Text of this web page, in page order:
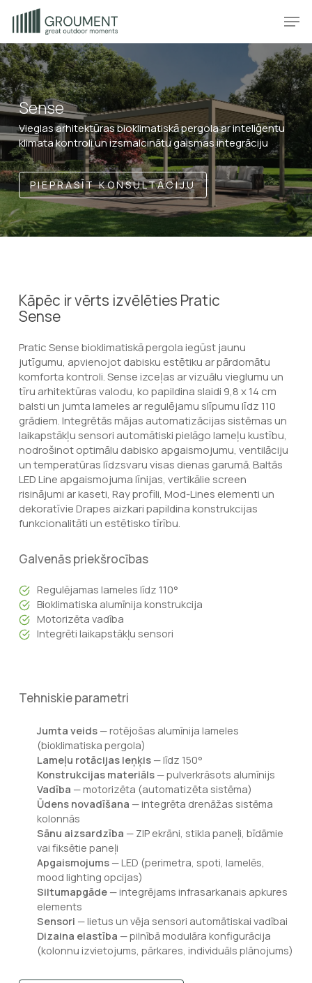
main
content
Sense
Vieglas arhitektūras bioklimatiskā pergola ar inteliģentu
klimata kontroli un izsmalcinātu gaismas integrāciju
PIEPRASĪT KONSULTĀCIJU
Kāpēc ir vērts izvēlēties Pratic
Sense
Pratic Sense bioklimatiskā pergola iegūst jaunu
jutīgumu, apvienojot dabisku estētiku ar pārdomātu
komforta kontroli. Sense izceļas ar vizuālu vieglumu un
tīru arhitektūras valodu, ko papildina slaidi 9,8 x 14 cm
balsti un jumta lameles ar regulējamu slīpumu līdz 110
grādiem. Integrētās mājas automatizācijas sistēmas un
laikapstākļu sensori automātiski pielāgo lameļu kustību,
nodrošinot optimālu dabisko apgaismojumu, ventilāciju
un temperatūras līdzsvaru visas dienas garumā. Baltās
LED Line apgaismojuma līnijas, vertikālie screen
risinājumi ar kaseti, Ray profili, Mod-Lines elementi un
dekoratīvie Drapes aizkari papildina konstrukcijas
funkcionalitāti un estētisko tīrību.
Galvenās priekšrocības
Regulējamas lameles līdz 110°
Bioklimatiska alumīnija konstrukcija
Motorizēta vadība
Integrēti laikapstākļu sensori
Tehniskie parametri
Jumta veids— rotējošas alumīnija lameles
(bioklimatiska pergola)
Lameļu rotācijas leņķis— līdz 150°
Konstrukcijas materiāls— pulverkrāsots alumīnijs
Vadība — motorizēta (automatizēta sistēma)
Ūdens novadīšana — integrēta drenāžas sistēma
kolonnās
Sānu aizsardzība — ZIP ekrāni, stikla paneļi, bīdāmie
vai fiksētie paneļi
Apgaismojums— LED (perimetra, spoti, lamelēs,
mood lighting opcijas)
Siltumapgāde— integrējams infrasarkanais apkures
elements
Sensori — lietus un vēja sensori automātiskai vadībai
Dizaina elastība — pilnībā modulāra konfigurācija
(kolonnu izvietojums, pārkares, individuāls plānojums)